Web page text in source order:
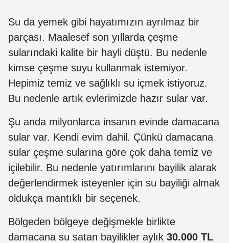
Su da yemek gibi hayatımızın ayrılmaz bir
parçası. Maalesef son yıllarda çeşme
sularındaki kalite bir hayli düştü. Bu nedenle
kimse çeşme suyu kullanmak istemiyor.
Hepimiz temiz ve sağlıklı su içmek istiyoruz.
Bu nedenle artık evlerimizde hazır sular var.
Şu anda milyonlarca insanın evinde damacana
sular var. Kendi evim dahil. Çünkü damacana
sular çeşme sularına göre çok daha temiz ve
içilebilir. Bu nedenle yatırımlarını bayilik alarak
değerlendirmek isteyenler için su bayiliği almak
oldukça mantıklı bir seçenek.
Bölgeden bölgeye değişmekle birlikte
damacana su satan bayilikler aylık 30.000 TL